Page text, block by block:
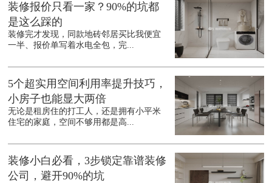
装修报价只看一家？90%的坑都
是这么踩的
装修完才发现，同款地砖邻居买比我便宜
一半、报价单写着水电全包，完...
5个超实用空间利用率提升技巧，
小房子也能显大两倍
无论是租房住的打工人，还是拥有小平米
住宅的家庭，空间不够用都是高...
装修小白必看，3步锁定靠谱装修
公司，避开90%的坑